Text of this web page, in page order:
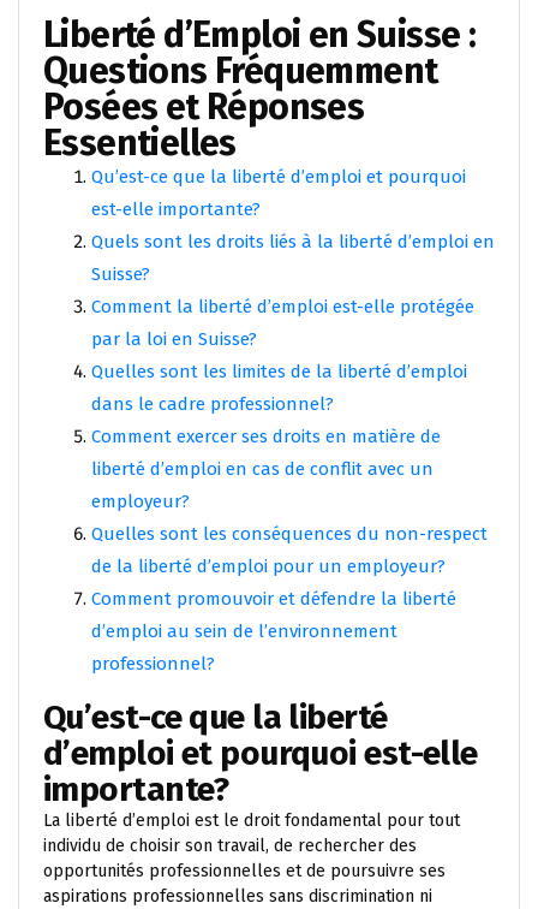
Liberté d’Emploi en Suisse :
Questions Fréquemment
Posées et Réponses
Essentielles
Qu’est-ce que la liberté d’emploi et pourquoi
est-elle importante?
Quels sont les droits liés à la liberté d’emploi en
Suisse?
Comment la liberté d’emploi est-elle protégée
par la loi en Suisse?
Quelles sont les limites de la liberté d’emploi
dans le cadre professionnel?
Comment exercer ses droits en matière de
liberté d’emploi en cas de conflit avec un
employeur?
Quelles sont les conséquences du non-respect
de la liberté d’emploi pour un employeur?
Comment promouvoir et défendre la liberté
d’emploi au sein de l’environnement
professionnel?
Qu’est-ce que la liberté
d’emploi et pourquoi est-elle
importante?
La liberté d’emploi est le droit fondamental pour tout
individu de choisir son travail, de rechercher des
opportunités professionnelles et de poursuivre ses
aspirations professionnelles sans discrimination ni